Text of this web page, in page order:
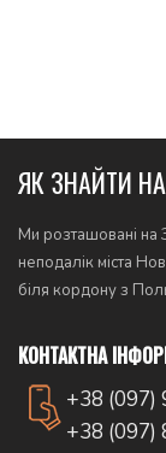
ЯК ЗНАЙТИ
Ми розташовані на
неподалік міста
біля кордону з
КОНТАКТНА
+38 (097)
+38 (097)